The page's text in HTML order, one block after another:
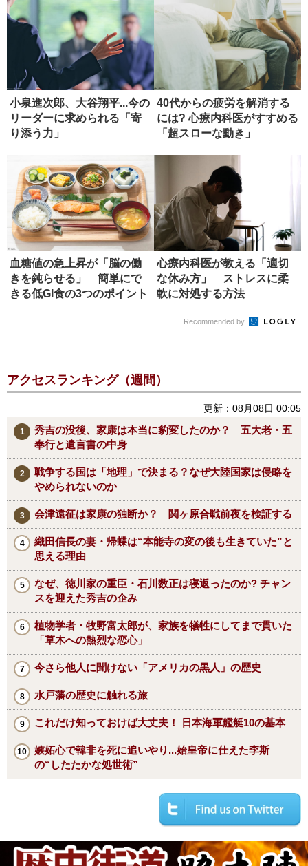
小泉進次郎、大谷翔平...今の
リーダーに求められる「寄
り添う力」
40代からの疲労を解消する
には? 心療内科医がすすめる
「超スローな動き」
血糖値の急上昇が「脳の働
きを鈍らせる」 簡単にで
きる低GI食の3つのポイント
心療内科医が教える「適切
な休み方」 ストレスに柔
軟に対処する方法
Recommended by
アクセスランキング（週間）
更新：08月08日 00:05
秀吉の没後、家康は本当に豹変したのか？ 五大老・五
奉行と遺言書の中身
戦争する国は「地理」で決まる？なぜ大陸国家は侵略を
やめられないのか
会津遠征は家康の独断か？ 関ヶ原合戦前夜を検証する
織田信長の妻・帰蝶は“本能寺の変の後も生きていた”と
思える理由
なぜ、徳川家の重臣・石川数正は寝返ったのか? チャン
スを迎えた秀吉の企み
植物学者・牧野富太郎が、家族を犠牲にしてまで貫いた
「草木への熱烈な恋心」
今さら他人に聞けない「アメリカの黒人」の歴史
水戸藩の歴史に触れる旅
これだけ知っておけば大丈夫！ 日本海軍艦艇10の基本
嫉妬心で韓非を死に追いやり...始皇帝に仕えた李斯
の“したたかな処世術”